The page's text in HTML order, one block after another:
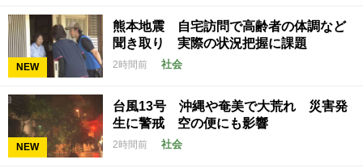
NEW
熊本地震 自宅訪問で高齢者の体調など
聞き取り 実際の状況把握に課題
2時間前 社会
NEW
台風13号 沖縄や奄美で大荒れ 災害発
生に警戒 空の便にも影響
2時間前 社会